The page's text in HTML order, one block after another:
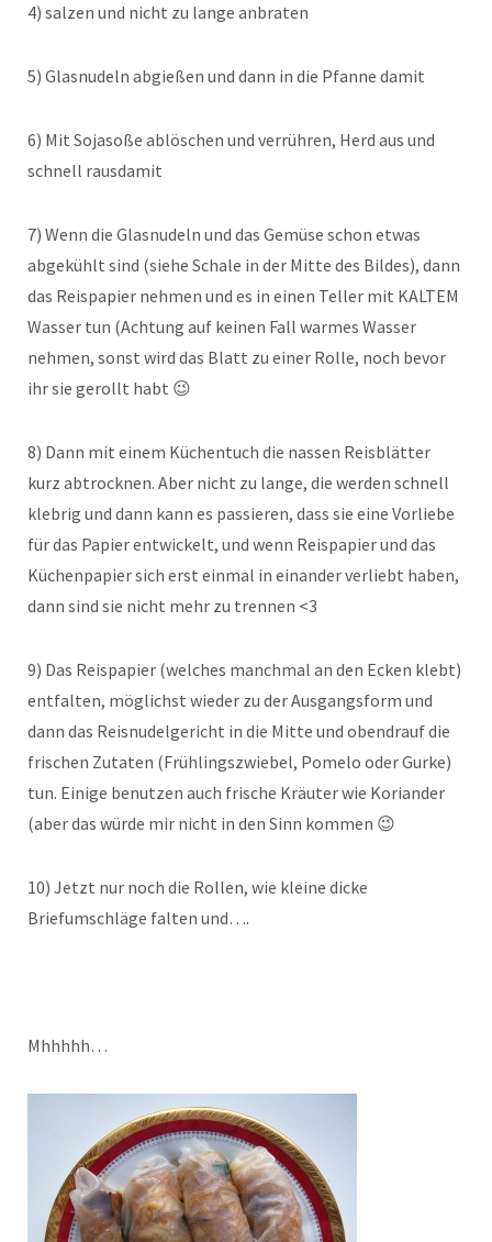
4) salzen und nicht zu lange anbraten
5) Glasnudeln abgießen und dann in die Pfanne damit
6) Mit Sojasoße ablöschen und verrühren, Herd aus und
schnell rausdamit
7) Wenn die Glasnudeln und das Gemüse schon etwas
abgekühlt sind (siehe Schale in der Mitte des Bildes), dann
das Reispapier nehmen und es in einen Teller mit KALTEM
Wasser tun (Achtung auf keinen Fall warmes Wasser
nehmen, sonst wird das Blatt zu einer Rolle, noch bevor
ihr sie gerollt habt 😉
8) Dann mit einem Küchentuch die nassen Reisblätter
kurz abtrocknen. Aber nicht zu lange, die werden schnell
klebrig und dann kann es passieren, dass sie eine Vorliebe
für das Papier entwickelt, und wenn Reispapier und das
Küchenpapier sich erst einmal in einander verliebt haben,
dann sind sie nicht mehr zu trennen <3
9) Das Reispapier (welches manchmal an den Ecken klebt)
entfalten, möglichst wieder zu der Ausgangsform und
dann das Reisnudelgericht in die Mitte und obendrauf die
frischen Zutaten (Frühlingszwiebel, Pomelo oder Gurke)
tun. Einige benutzen auch frische Kräuter wie Koriander
(aber das würde mir nicht in den Sinn kommen 😉
10) Jetzt nur noch die Rollen, wie kleine dicke
Briefumschläge falten und….
Mhhhhh…